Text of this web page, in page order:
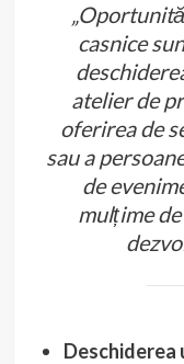
casnice
atelier de
oferirea de
sau a
de
mulțime
Deschiderea